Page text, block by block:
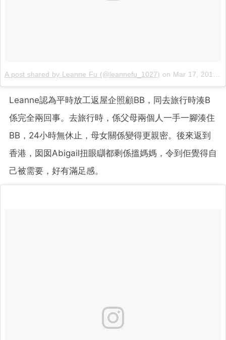
A post shared by Leanne Fu (@leannefu_1027) on Mar 17, 2019 at 12:32am PDT
Leanne認為平時放工返屋企照顧BB，同去旅行時湊B
係完全兩回事。去旅行時，係父母兩個人一手一腳湊住
BB，24小時無休止，母女關係變得更親密。後來返到
香港，囡囡Abigail扭眼瞓都剩係搵媽媽，令到佢覺得自
己被需要，好有滿足感。